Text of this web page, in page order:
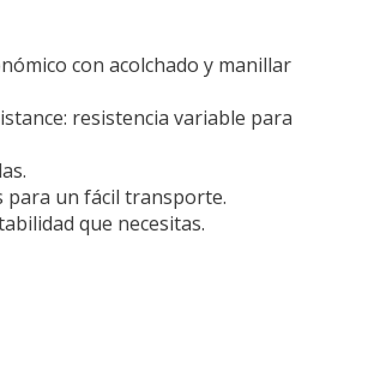
con acolchado y manillar
resistencia variable para
para un fácil transporte.
que necesitas.